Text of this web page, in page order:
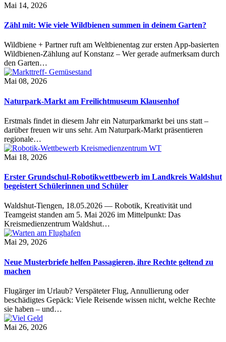
Mai 14, 2026
Zähl mit: Wie viele Wildbienen summen in deinem Garten?
Wildbiene + Partner ruft am Weltbienentag zur ersten App-basierten
Wildbienen-Zählung auf Konstanz – Wer gerade aufmerksam durch
den Garten…
Mai 08, 2026
Naturpark-Markt am Freilichtmuseum Klausenhof
Erstmals findet in diesem Jahr ein Naturparkmarkt bei uns statt –
darüber freuen wir uns sehr. Am Naturpark-Markt präsentieren
regionale…
Mai 18, 2026
Erster Grundschul-Robotikwettbewerb im Landkreis Waldshut
begeistert Schülerinnen und Schüler
Waldshut-Tiengen, 18.05.2026 — Robotik, Kreativität und
Teamgeist standen am 5. Mai 2026 im Mittelpunkt: Das
Kreismedienzentrum Waldshut…
Mai 29, 2026
Neue Musterbriefe helfen Passagieren, ihre Rechte geltend zu
machen
Flugärger im Urlaub? Verspäteter Flug, Annullierung oder
beschädigtes Gepäck: Viele Reisende wissen nicht, welche Rechte
sie haben – und…
Mai 26, 2026